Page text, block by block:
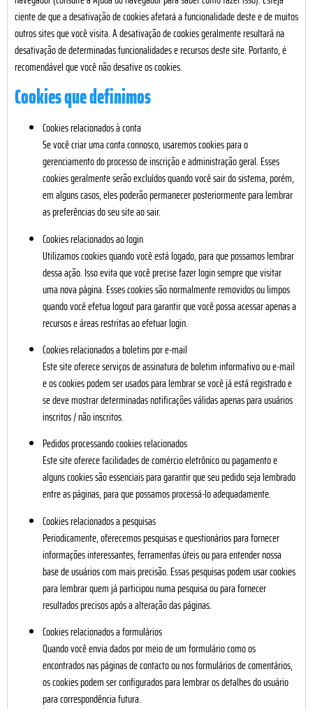
ciente de que a desativação de cookies afetará a funcionalidade deste e de muitos
outros sites que você visita. A desativação de cookies geralmente resultará na
desativação de determinadas funcionalidades e recursos deste site. Portanto, é
recomendável que você não desative os cookies.
Cookies que definimos
Cookies relacionados à conta
Se você criar uma conta connosco, usaremos cookies para o
gerenciamento do processo de inscrição e administração geral. Esses
cookies geralmente serão excluídos quando você sair do sistema, porém,
em alguns casos, eles poderão permanecer posteriormente para lembrar
as preferências do seu site ao sair.
Cookies relacionados ao login
Utilizamos cookies quando você está logado, para que possamos lembrar
dessa ação. Isso evita que você precise fazer login sempre que visitar
uma nova página. Esses cookies são normalmente removidos ou limpos
quando você efetua logout para garantir que você possa acessar apenas a
recursos e áreas restritas ao efetuar login.
Cookies relacionados a boletins por e-mail
Este site oferece serviços de assinatura de boletim informativo ou e-mail
e os cookies podem ser usados para lembrar se você já está registrado e
se deve mostrar determinadas notificações válidas apenas para usuários
inscritos / não inscritos.
Pedidos processando cookies relacionados
Este site oferece facilidades de comércio eletrônico ou pagamento e
alguns cookies são essenciais para garantir que seu pedido seja lembrado
entre as páginas, para que possamos processá-lo adequadamente.
Cookies relacionados a pesquisas
Periodicamente, oferecemos pesquisas e questionários para fornecer
informações interessantes, ferramentas úteis ou para entender nossa
base de usuários com mais precisão. Essas pesquisas podem usar cookies
para lembrar quem já participou numa pesquisa ou para fornecer
resultados precisos após a alteração das páginas.
Cookies relacionados a formulários
Quando você envia dados por meio de um formulário como os
encontrados nas páginas de contacto ou nos formulários de comentários,
os cookies podem ser configurados para lembrar os detalhes do usuário
para correspondência futura.